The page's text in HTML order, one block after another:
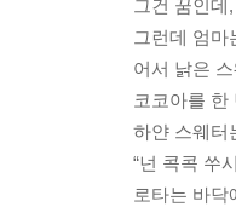
그건 꿈인데
그런데 엄마
어서 낡은
코코아를 한
하얀 스웨터
“넌 콕콕 쑤
로타는 바닥